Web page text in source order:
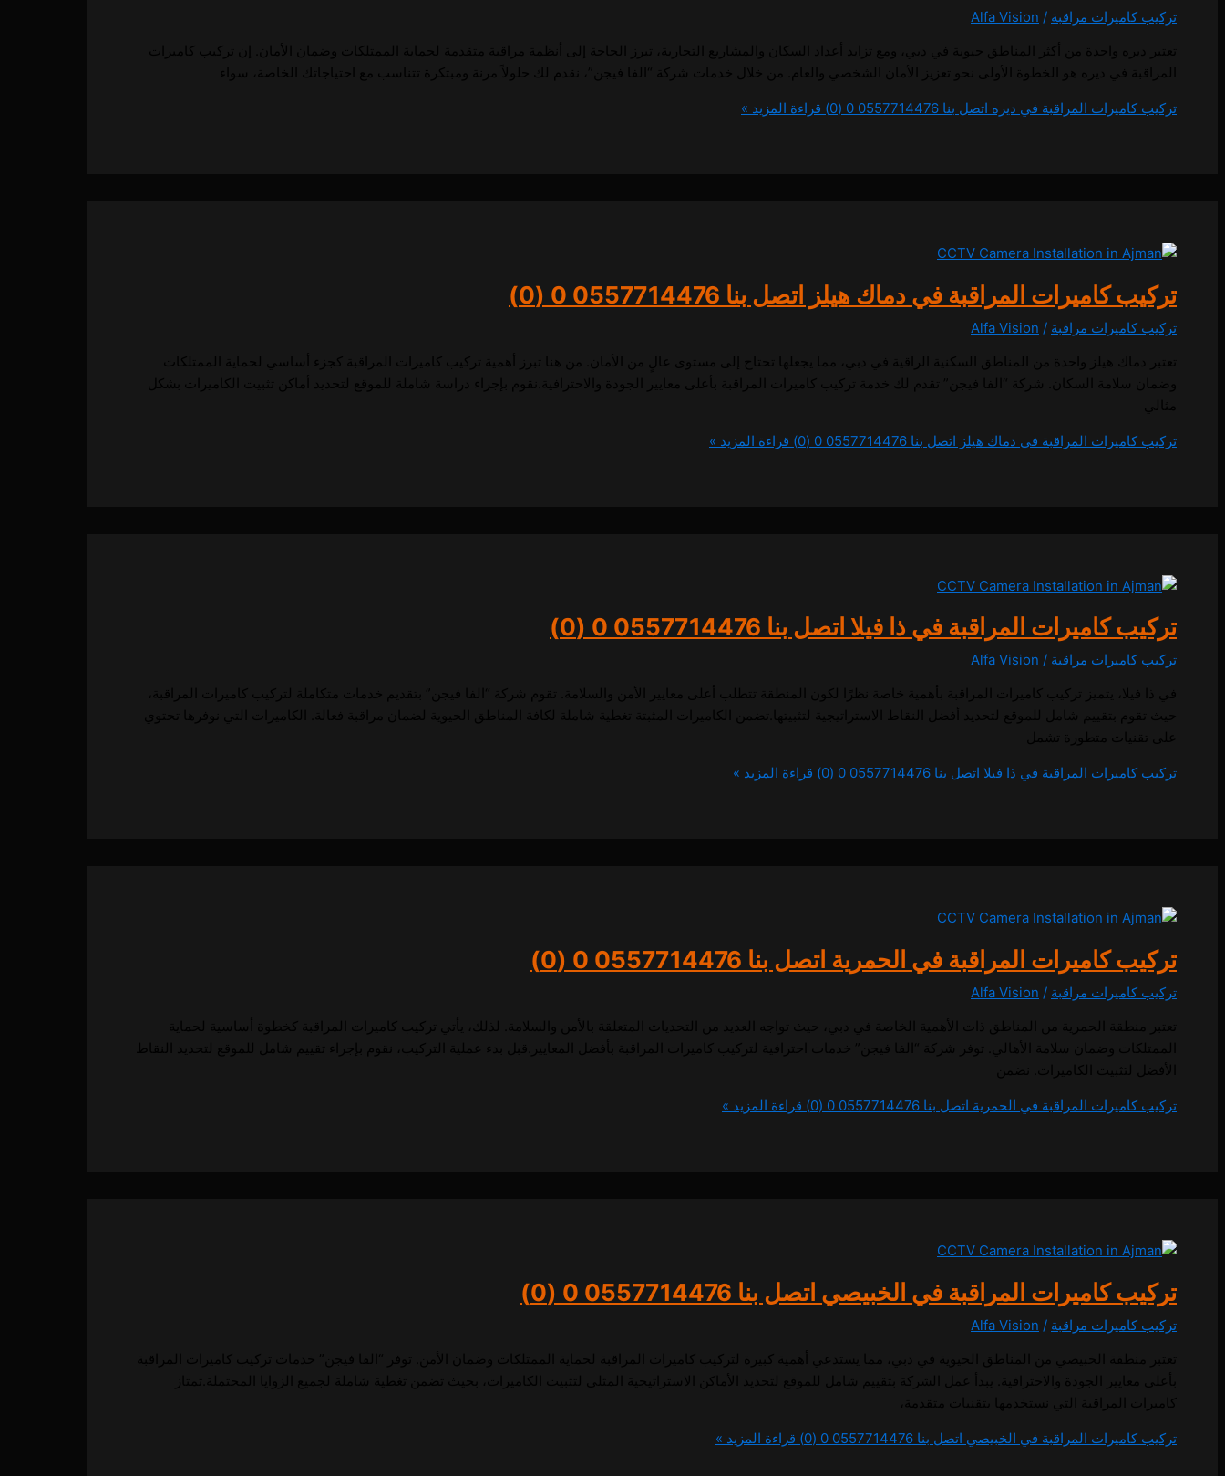
تركيب كاميرات مراقبة /
Alfa Vision
تركيب كاميرات المراقبة في ديره اتصل بنا 0557714476 0 (0) قراءة المزيد »
تركيب كاميرات المراقبة في دماك هيلز اتصل بنا 0557714476 0 (0)
تركيب كاميرات مراقبة /
Alfa Vision
تركيب كاميرات المراقبة في دماك هيلز اتصل بنا 0557714476 0 (0) قراءة المزيد »
تركيب كاميرات المراقبة في ذا فيلا اتصل بنا 0557714476 0 (0)
تركيب كاميرات مراقبة /
Alfa Vision
تركيب كاميرات المراقبة في ذا فيلا اتصل بنا 0557714476 0 (0) قراءة المزيد »
تركيب كاميرات المراقبة في الحمرية اتصل بنا 0557714476 0 (0)
تركيب كاميرات مراقبة /
Alfa Vision
تركيب كاميرات المراقبة في الحمرية اتصل بنا 0557714476 0 (0) قراءة المزيد »
تركيب كاميرات المراقبة في الخبيصي اتصل بنا 0557714476 0 (0)
تركيب كاميرات مراقبة /
Alfa Vision
تركيب كاميرات المراقبة في الخبيصي اتصل بنا 0557714476 0 (0) قراءة المزيد »